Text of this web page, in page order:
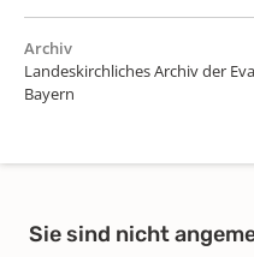
Archiv
Landeskirchliches Archiv der
Bayern
Sie sind nicht